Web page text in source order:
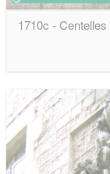
1710c -